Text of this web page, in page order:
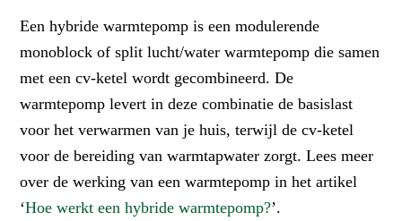
Een hybride warmtepomp is een modulerende
monoblock of split lucht/water warmtepomp die samen
met een cv-ketel wordt gecombineerd. De
warmtepomp levert in deze combinatie de basislast
voor het verwarmen van je huis, terwijl de cv-ketel
voor de bereiding van warmtapwater zorgt. Lees meer
over de werking van een warmtepomp in het artikel
‘Hoe werkt een hybride warmtepomp?’.